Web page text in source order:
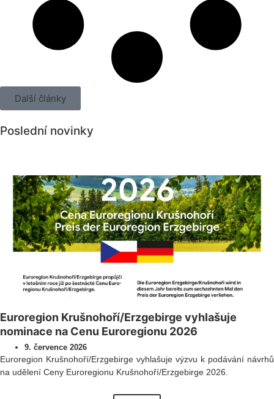
Další články
Poslední novinky
Euroregion Krušnohoří/Erzgebirge vyhlašuje
nominace na Cenu Euroregionu 2026
9. července 2026
Euroregion Krušnohoří/Erzgebirge vyhlašuje výzvu k podávání návrhů
na udělení Ceny Euroregionu Krušnohoří/Erzgebirge 2026.